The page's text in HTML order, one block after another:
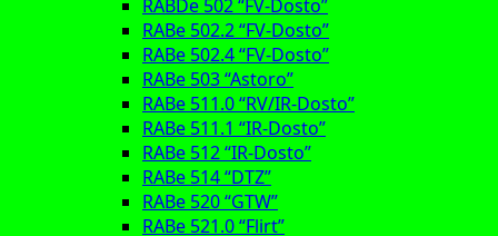
RABDe 502 “FV-Dosto”
RABe 502.2 “FV-Dosto”
RABe 502.4 “FV-Dosto”
RABe 503 “Astoro”
RABe 511.0 “RV/IR-Dosto”
RABe 511.1 “IR-Dosto”
RABe 512 “IR-Dosto”
RABe 514 “DTZ”
RABe 520 “GTW”
RABe 521.0 “Flirt”